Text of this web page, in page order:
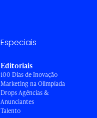
Especiais
Editoriais
100 Dias de Inovação
Marketing na Olimpíada
Drops Agências &
Anunciantes
Talento